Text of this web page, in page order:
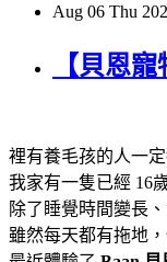
Aug 06 Thu
【貝恩
裡有養毛孩的人一
我家有一隻已經 16
除了睡覺時間變長
雖然每天都有拖地